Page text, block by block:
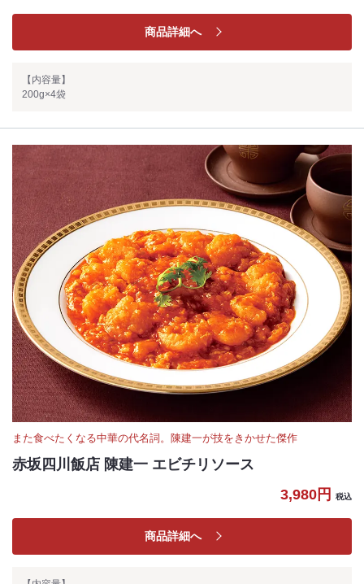
商品詳細へ
【内容量】
200g×4袋
また食べたくなる中華の代名詞。陳建一が技をきかせた傑作
赤坂四川飯店 陳建一 エビチリソース
3,980円
税込
商品詳細へ